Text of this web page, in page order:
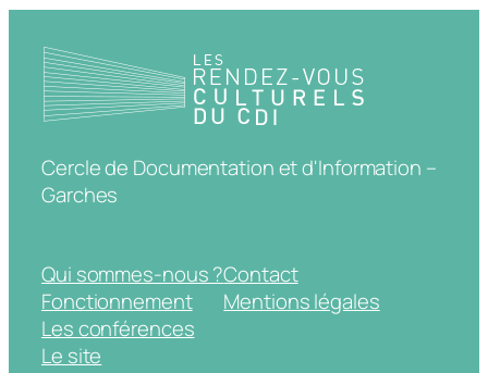
Cercle de Documentation et d'Information –
Garches
Qui sommes-nous ?
Fonctionnement
Les conférences
Le site
Contact
Mentions légales